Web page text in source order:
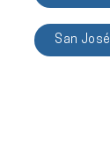
San José